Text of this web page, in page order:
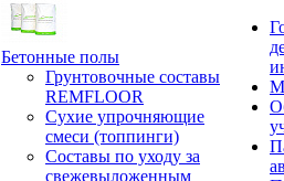
Бетонные полы
Грунтовочные составы
REMFLOOR
Сухие упрочняющие
смеси (топпинги)
Составы по уходу за
свежевыложенным